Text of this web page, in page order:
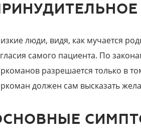
люди, видя, как мучается
самого пациента. По
разрешается только в
должен сам высказать